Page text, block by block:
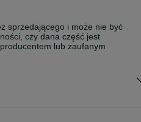
sprzedającego i może nie być
czy dana część jest
lub zaufanym